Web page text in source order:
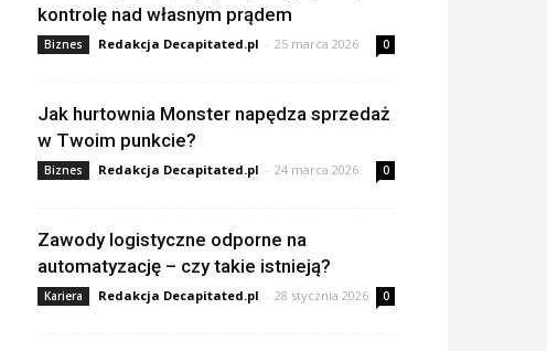
kontrolę nad własnym prądem
Biznes Redakcja Decapitated.pl - 25 marca 2026 0
Jak hurtownia Monster napędza sprzedaż
w Twoim punkcie?
Biznes Redakcja Decapitated.pl - 24 marca 2026 0
Zawody logistyczne odporne na
automatyzację – czy takie istnieją?
Kariera Redakcja Decapitated.pl - 28 stycznia 2026 0